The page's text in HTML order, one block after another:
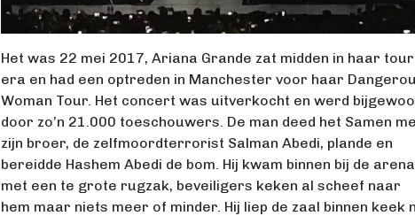
Het was 22 mei 2017, Ariana Grande zat midden in haar tour
era en had een optreden in Manchester voor haar
Woman Tour. Het concert was uitverkocht en werd
door zo’n 21.000 toeschouwers. De man deed het Samen
zijn broer, de zelfmoordterrorist Salman Abedi, plande en
bereidde Hashem Abedi de bom. Hij kwam binnen bij de arena
met een te grote rugzak, beveiligers keken al scheef naar
hem maar niets meer of minder. Hij liep de zaal binnen keek